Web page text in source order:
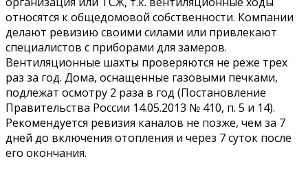
относятся к общедомовой собственности. Компании
делают ревизию своими силами или привлекают
специалистов с приборами для замеров.
Вентиляционные шахты проверяются не реже трех
раз за год. Дома, оснащенные газовыми печками,
подлежат осмотру 2 раза в год (Постановление
Правительства России 14.05.2013 № 410, п. 5 и 14).
Рекомендуется ревизия каналов не позже, чем за 7
дней до включения отопления и через 7 суток после
его окончания.